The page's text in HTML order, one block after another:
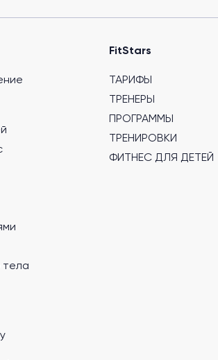
тела
FitStars
ТАРИФЫ
ТРЕНЕРЫ
ПРОГРАММЫ
ТРЕНИРОВКИ
ФИТНЕС ДЛЯ ДЕТЕЙ